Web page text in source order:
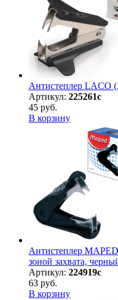
Антистеплер LACO
Артикул: 225261с
45 руб.
В корзину
Антистеплер
зоной захвата,
Артикул: 224919с
63 руб.
В корзину